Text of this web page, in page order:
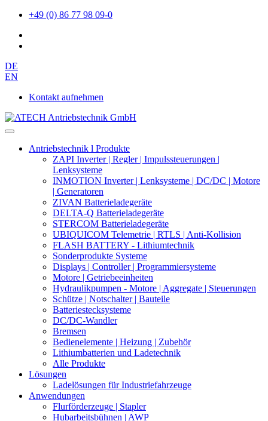
+49 (0) 86 77 98 09-0
DE
EN
Kontakt aufnehmen
Antriebstechnik l Produkte
ZAPI Inverter | Regler | Impulssteuerungen |
Lenksysteme
INMOTION Inverter | Lenksysteme | DC/DC | Motore
| Generatoren
ZIVAN Batterieladegeräte
DELTA-Q Batterieladegeräte
STERCOM Batterieladegeräte
UBIQUICOM Telemetrie | RTLS | Anti-Kollision
FLASH BATTERY - Lithiumtechnik
Sonderprodukte Systeme
Displays | Controller | Programmiersysteme
Motore | Getriebeeinheiten
Hydraulikpumpen - Motore | Aggregate | Steuerungen
Schütze | Notschalter | Bauteile
Batteriestecksysteme
DC/DC-Wandler
Bremsen
Bedienelemente | Heizung | Zubehör
Lithiumbatterien und Ladetechnik
Alle Produkte
Lösungen
Ladelösungen für Industriefahrzeuge
Anwendungen
Flurförderzeuge | Stapler
Hubarbeitsbühnen | AWP